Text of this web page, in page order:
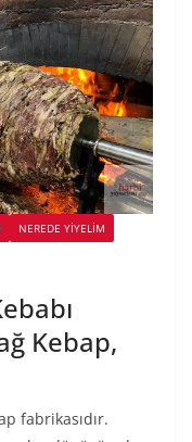
NEREDE YİYELİM
Kebap,
fabrikasıdır.